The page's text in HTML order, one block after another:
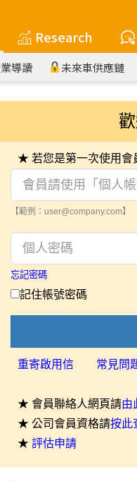
Research
導讀 未來車供應鏈
★ 若您是第一次使用會
【範例：user@company.com】
忘記密碼
記住帳號密碼
重寄啟用信 常見問
★ 會員聯絡人網頁請由
★ 公司會員資格請按此
★ 評估申請